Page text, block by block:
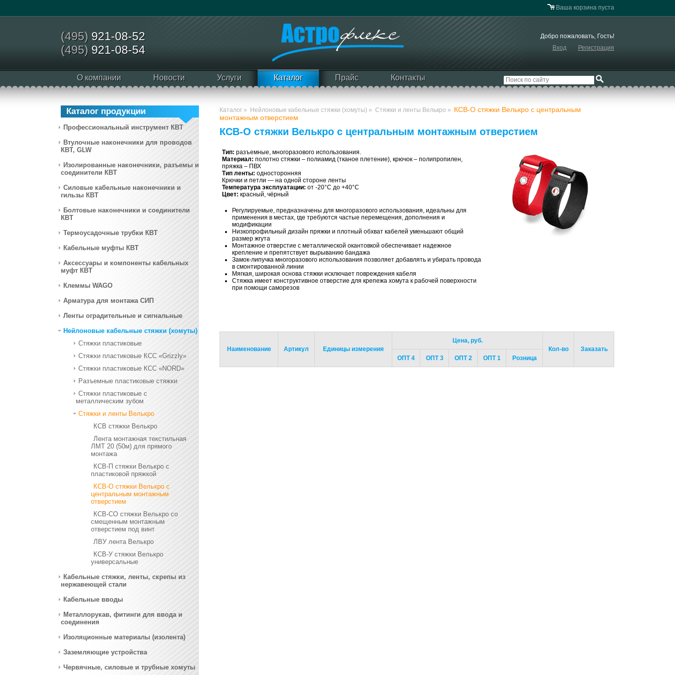
Ваша корзина пуста
(495) 921-08-52
(495) 921-08-54
Добро пожаловать, Гость!
Вход
Регистрация
О компании Новости Услуги Каталог Прайс Контакты
Каталог продукции
Профессиональный инструмент КВТ
Втулочные наконечники для проводов
КВТ, GLW
Изолированные наконечники, разъемы и
соединители КВТ
Силовые кабельные наконечники и
гильзы КВТ
Болтовые наконечники и соединители
КВТ
Термоусадочные трубки КВТ
Кабельные муфты КВТ
Аксессуары и компоненты кабельных
муфт КВТ
Клеммы WAGO
Арматура для монтажа СИП
Ленты оградительные и сигнальные
Нейлоновые кабельные стяжки (хомуты)
Стяжки пластиковые
Стяжки пластиковые КСС «Grizzly»
Стяжки пластиковые КСС «NORD»
Разъемные пластиковые стяжки
Стяжки пластиковые с
металлическим зубом
Стяжки и ленты Велькро
КСВ стяжки Велькро
Лента монтажная текстильная
ЛМТ 20 (50м) для прямого
монтажа
КСВ-П стяжки Велькро с
пластиковой пряжкой
КСВ-О стяжки Велькро с
центральным монтажным
отверстием
КСВ-СО стяжки Велькро со
смещенным монтажным
отверстием под винт
ЛВУ лента Велькро
КСВ-У стяжки Велькро
универсальные
Кабельные стяжки, ленты, скрепы из
нержавеющей стали
Кабельные вводы
Металлорукав, фитинги для ввода и
соединения
Изоляционные материалы (изолента)
Заземляющие устройства
Червячные, силовые и трубные хомуты
Каталог » Нейлоновые кабельные стяжки (хомуты) » Стяжки и ленты Велькро » КСВ-О стяжки Велькро с центральным
монтажным отверстием
КСВ-О стяжки Велькро с центральным монтажным отверстием
Тип: разъемные, многоразового использования.
Материал: полотно стяжки – полиамид (тканое плетение), крючок – полипропилен,
пряжка – ПВХ
Тип ленты: односторонняя
Крючки и петли — на одной стороне ленты
Температура эксплуатации: от -20°С до +40°С
Цвет: красный, чёрный
Регулируемые, предназначены для многоразового использования, идеальны для
применения в местах, где требуются частые перемещения, дополнения и
модификации
Низкопрофильный дизайн пряжки и плотный обхват кабелей уменьшают общий
размер жгута
Монтажное отверстие с металлической окантовкой обеспечивает надежное
крепление и препятствует вырыванию бандажа
Замок-липучка многоразового использования позволяет добавлять и убирать провода
в смонтированной линии
Мягкая, широкая основа стяжки исключает повреждения кабеля
Стяжка имеет конструктивное отверстие для крепежа хомута к рабочей поверхности
при помощи саморезов
Наименование Артикул Единицы измерения
Цена, руб.
Кол-во
Заказать
ОПТ 4
ОПТ 3 ОПТ 2 ОПТ 1 Розница